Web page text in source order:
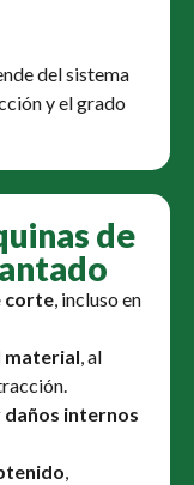
del sistema
y el grado
de
corte, incluso en
material, al
daños internos
,